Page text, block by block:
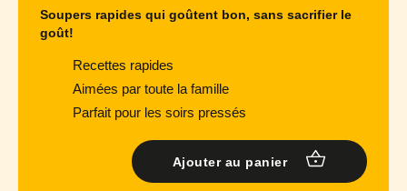
Soupers rapides qui goûtent bon, sans sacrifier le
goût!
Recettes rapides
Aimées par toute la famille
Parfait pour les soirs pressés
Ajouter au panier